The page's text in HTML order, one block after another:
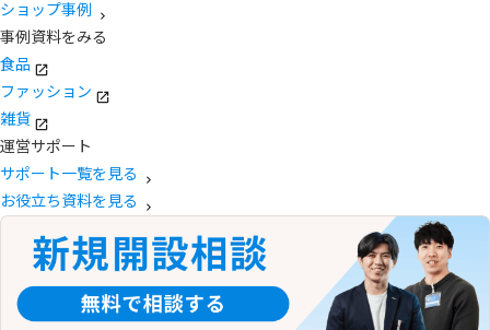
ショップ事例
事例資料をみる
食品
ファッション
雑貨
運営サポート
サポート一覧を見る
お役立ち資料を見る